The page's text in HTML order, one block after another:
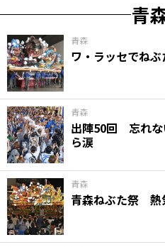
青
青森
ワ・ラッセでね
青森
出陣50回 忘れ
ら涙
青森
青森ねぶた祭 熱